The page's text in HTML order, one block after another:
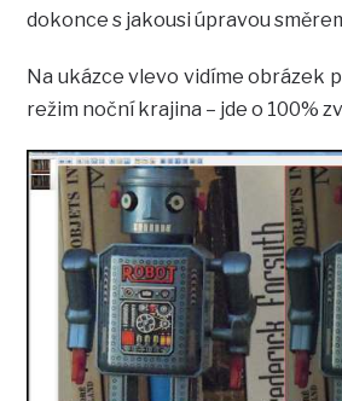
dokonce s jakousi úpravou
Na ukázce vlevo vidíme obrázek
režim noční krajina – jde o 100%